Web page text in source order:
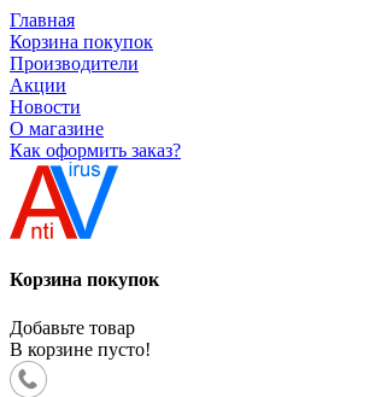
Главная
Корзина покупок
Производители
Акции
Новости
О магазине
Как оформить заказ?
Корзина покупок
Добавьте товар
В корзине пусто!